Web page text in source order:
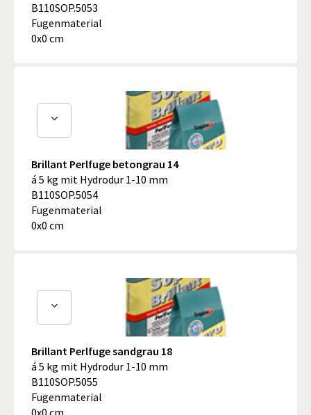
B110SOP.5053
Fugenmaterial
0x0 cm
Brillant Perlfuge betongrau 14
á 5 kg mit Hydrodur 1-10 mm
B110SOP.5054
Fugenmaterial
0x0 cm
Brillant Perlfuge sandgrau 18
á 5 kg mit Hydrodur 1-10 mm
B110SOP.5055
Fugenmaterial
0x0 cm